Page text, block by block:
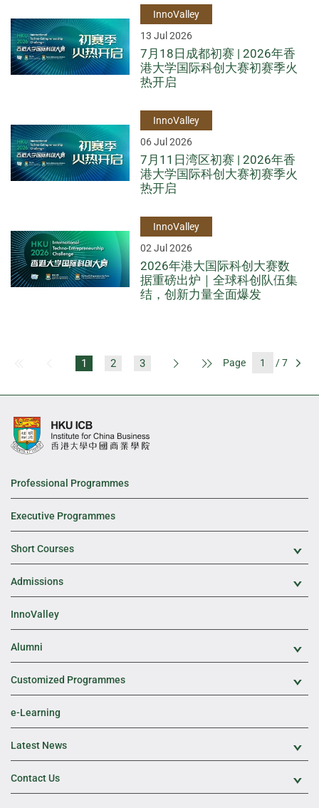
InnoValley
13 Jul 2026
7月18日成都初赛 | 2026年香
港大学国际科创大赛初赛季火
热开启
InnoValley
06 Jul 2026
7月11日湾区初赛 | 2026年香
港大学国际科创大赛初赛季火
热开启
InnoValley
02 Jul 2026
2026年港大国际科创大赛数
据重磅出炉｜全球科创队伍集
结，创新力量全面爆发
Previous Page
1 2 3 Next PageLast Page
Page / 7
Professional Programmes
Executive Programmes
Short Courses
Admissions
InnoValley
Alumni
Customized Programmes
e-Learning
Latest News
Contact Us